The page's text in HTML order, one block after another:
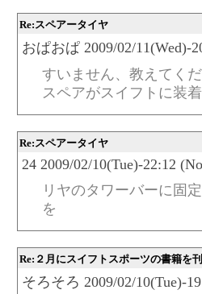
Re:スペアータイヤ
おぱおぱ 2009/02/11(Wed)-
すいません、教えてく
スペアがスイフトに装
Re:スペアータイヤ
24 2009/02/10(Tue)-22:12
リヤのタワーバーに固
を
Re:２月にスイフトスポーツの書籍を
そろそろ 2009/02/10(Tue)-